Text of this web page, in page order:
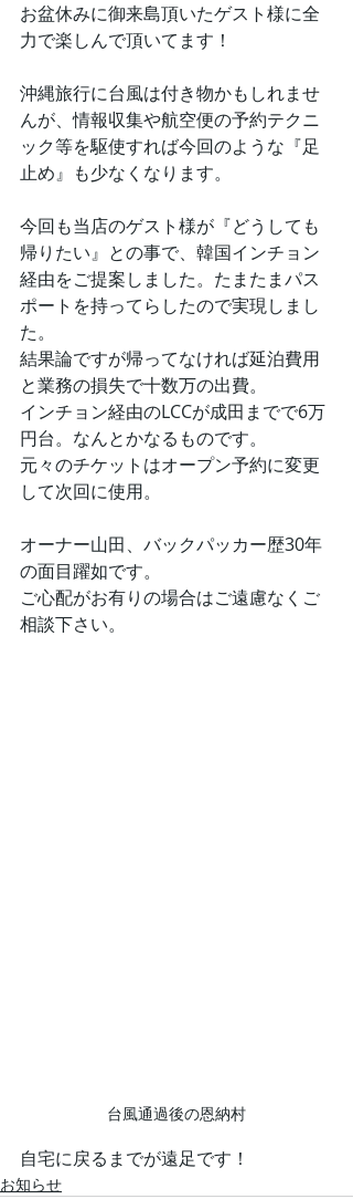
お盆休みに御来島頂いたゲスト様に全
力で楽しんで頂いてます！
沖縄旅行に台風は付き物かもしれませ
んが、情報収集や航空便の予約テクニ
ック等を駆使すれば今回のような『足
止め』も少なくなります。
今回も当店のゲスト様が『どうしても
帰りたい』との事で、韓国インチョン
経由をご提案しました。たまたまパス
ポートを持ってらしたので実現しまし
た。
結果論ですが帰ってなければ延泊費用
と業務の損失で十数万の出費。
インチョン経由のLCCが成田までで6万
円台。なんとかなるものです。
元々のチケットはオープン予約に変更
して次回に使用。
オーナー山田、バックパッカー歴30年
の面目躍如です。
ご心配がお有りの場合はご遠慮なくご
相談下さい。
台風通過後の恩納村
自宅に戻るまでが遠足です！
お知らせ